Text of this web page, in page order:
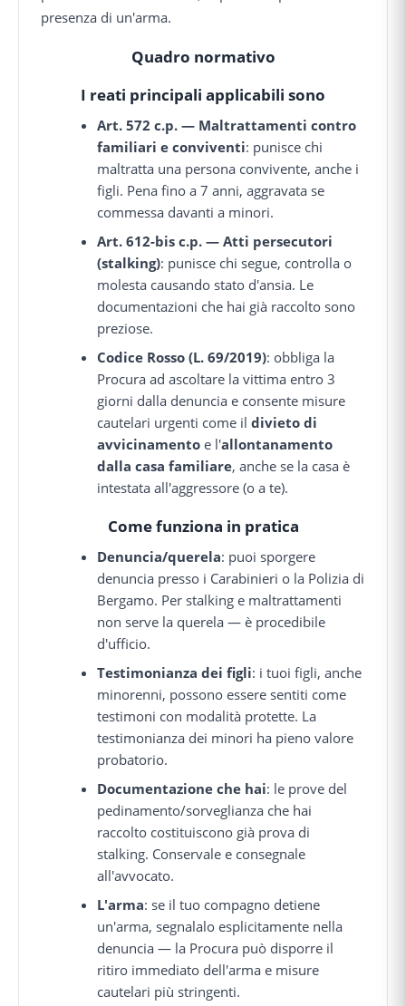
presenza di un'arma.
Quadro normativo
I reati principali applicabili sono
Art. 572 c.p. — Maltrattamenti contro
familiari e conviventi: punisce chi
maltratta una persona convivente, anche i
figli. Pena fino a 7 anni, aggravata se
commessa davanti a minori.
Art. 612-bis c.p. — Atti persecutori
(stalking): punisce chi segue, controlla o
molesta causando stato d'ansia. Le
documentazioni che hai già raccolto sono
preziose.
Codice Rosso (L. 69/2019): obbliga la
Procura ad ascoltare la vittima entro 3
giorni dalla denuncia e consente misure
cautelari urgenti come ildivieto di
avvicinamento e l'allontanamento
dalla casa familiare, anche se la casa è
intestata all'aggressore (o a te).
Come funziona in pratica
Denuncia/querela: puoi sporgere
denuncia presso i Carabinieri o la Polizia di
Bergamo. Per stalking e maltrattamenti
non serve la querela — è procedibile
d'ufficio.
Testimonianza dei figli: i tuoi figli, anche
minorenni, possono essere sentiti come
testimoni con modalità protette. La
testimonianza dei minori ha pieno valore
probatorio.
Documentazione che hai: le prove del
pedinamento/sorveglianza che hai
raccolto costituiscono già prova di
stalking. Conservale e consegnale
all'avvocato.
L'arma: se il tuo compagno detiene
un'arma, segnalalo esplicitamente nella
denuncia — la Procura può disporre il
ritiro immediato dell'arma e misure
cautelari più stringenti.